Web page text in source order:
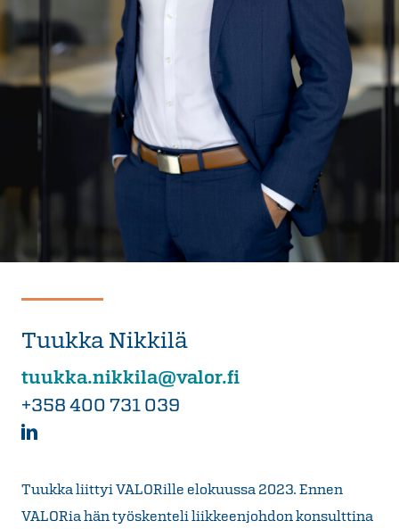
Tuukka Nikkilä
tuukka.nikkila@valor.fi
+358 400 731 039
Tuukka liittyi VALORille elokuussa 2023. Ennen
VALORia hän työskenteli liikkeenjohdon konsulttina